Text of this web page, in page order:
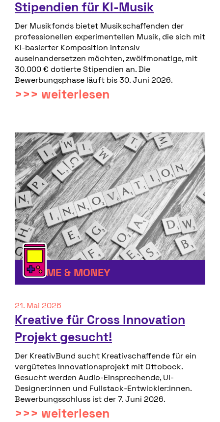
Stipendien für KI-Musik
Der Musikfonds bietet Musikschaffenden der
professionellen experimentellen Musik, die sich mit
KI-basierter Komposition intensiv
auseinandersetzen möchten, zwölfmonatige, mit
30.000 € dotierte Stipendien an. Die
Bewerbungsphase läuft bis 30. Juni 2026.
>>> weiterlesen
FAME & MONEY
21. Mai 2026
Kreative für Cross Innovation
Projekt gesucht!
Der KreativBund sucht Kreativschaffende für ein
vergütetes Innovationsprojekt mit Ottobock.
Gesucht werden Audio-Einsprechende, UI-
Designer:innen und Fullstack-Entwickler:innen.
Bewerbungsschluss ist der 7. Juni 2026.
>>> weiterlesen